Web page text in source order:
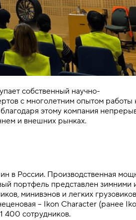
собственный научно-
с многолетним опытом работы
этому компания
и внешних рынках.
в России. Производственная
портфель представлен зимними
минивэнов и легких
– Ikon Character (ранее
400 сотрудников.